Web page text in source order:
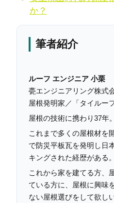
か？
筆者紹介
ルーフ エンジニア 小栗
甍エンジニアリング株式
屋根発明家／「タイルー
屋根の技術に携わり37年。
これまで多くの屋根材を
で防災平板瓦を発明し日
キングされた経歴がある。
これから家を建てる方、
ている方に、屋根に興味
ない屋根選びをして欲し